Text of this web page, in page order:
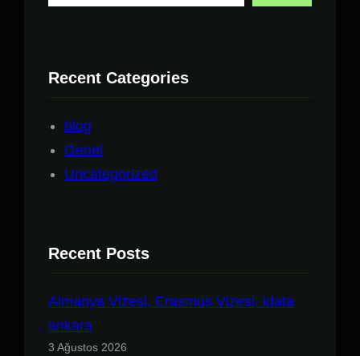
r
Recent Categories
blog
Genel
Uncategorized
Recent Posts
Almanya Vizesi, Erasmus Vizesi, idata
ankara
3 Ağustos 2026